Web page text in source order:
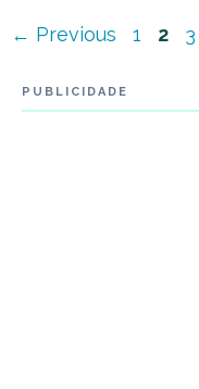
Navegação
post
← Previous Page
1 Page
2 3
PUBLICIDADE